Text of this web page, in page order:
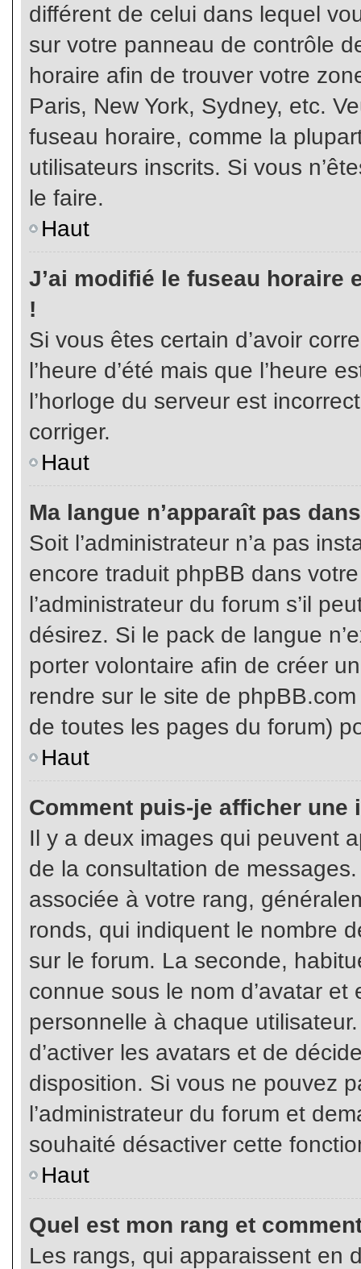
différent de celui dans lequel
sur votre panneau de contrôle
horaire afin de trouver votre
Paris, New York, Sydney, etc.
fuseau horaire, comme la
utilisateurs inscrits. Si vous
le faire.
Haut
J’ai modifié le fuseau horaire
!
Si vous êtes certain d’avoir
l’heure d’été mais que l’heure
l’horloge du serveur est
corriger.
Haut
Ma langue n’apparaît pas
Soit l’administrateur n’a pas
encore traduit phpBB dans
l’administrateur du forum s’il
désirez. Si le pack de langue
porter volontaire afin de créer
rendre sur le site de
de toutes les pages du forum)
Haut
Comment puis-je afficher une
Il y a deux images qui peuvent
de la consultation de
associée à votre rang,
ronds, qui indiquent le nombre
sur le forum. La seconde,
connue sous le nom d’avatar
personnelle à chaque
d’activer les avatars et de
disposition. Si vous ne pouvez
l’administrateur du forum et
souhaité désactiver cette
Haut
Quel est mon rang et
Les rangs, qui apparaissent en